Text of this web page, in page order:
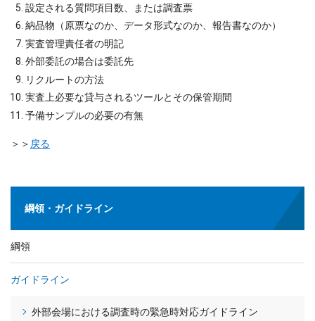
設定される質問項目数、または調査票
納品物（原票なのか、データ形式なのか、報告書なのか）
実査管理責任者の明記
外部委託の場合は委託先
リクルートの方法
実査上必要な貸与されるツールとその保管期間
予備サンプルの必要の有無
＞＞ 戻る
綱領・ガイドライン
綱領
ガイドライン
外部会場における調査時の緊急時対応ガイドライン